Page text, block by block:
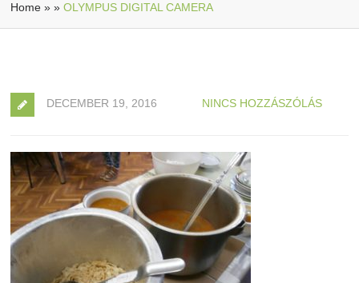
Home »»OLYMPUS DIGITAL CAMERA
DECEMBER 19, 2016 NINCS HOZZÁSZÓLÁS